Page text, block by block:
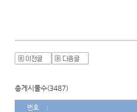
총게시물수(3487)
번호